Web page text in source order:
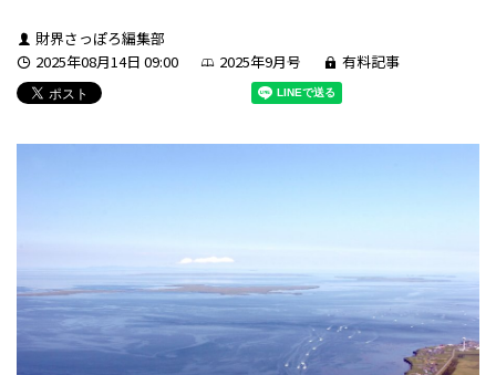
財界さっぽろ編集部
2025年08月14日 09:00
2025年9月号 有料記事